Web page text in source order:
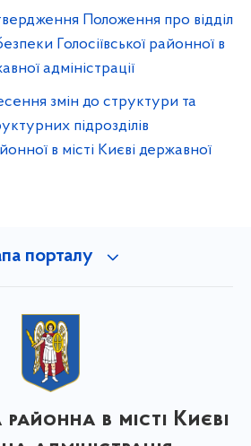
Положення про відділ
Голосіївської районної в
адміністрації
змін до структури та
підрозділів
в місті Києві державної
порталу
районна в місті Києві